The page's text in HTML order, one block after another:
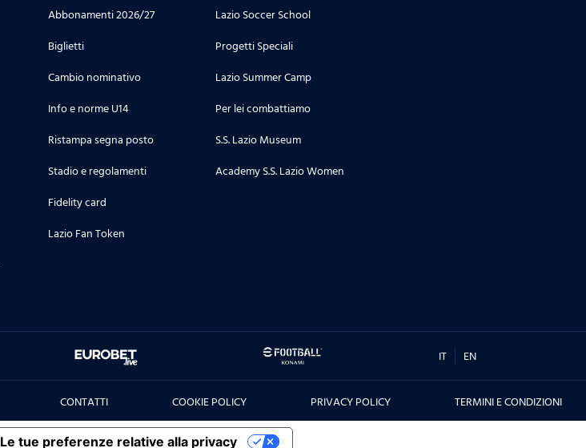
Abbonamenti 2026/27
Biglietti
Cambio nominativo
Info e norme U14
Ristampa segna posto
Stadio e regolamenti
Fidelity card
Lazio Fan Token
Lazio Soccer School
Progetti Speciali
Lazio Summer Camp
Per lei combattiamo
S.S. Lazio Museum
Academy S.S. Lazio Women
IT EN
CONTATTI COOKIE POLICY PRIVACY POLICY TERMINI E CONDIZIONI
Le tue preferenze relative alla privacy